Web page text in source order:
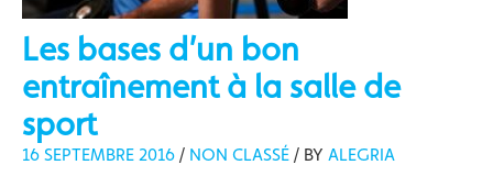
Les bases d’un bon
entraînement à la salle de
sport
16 SEPTEMBRE 2016 / NON CLASSÉ / BY ALEGRIA